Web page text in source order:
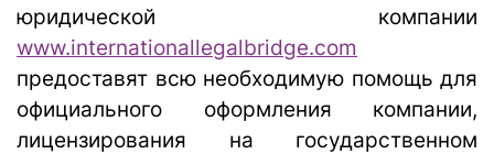
юридической компании
www.internationallegalbridge.com
предоставят всю необходимую помощь для
официального оформления компании,
лицензирования на государственном